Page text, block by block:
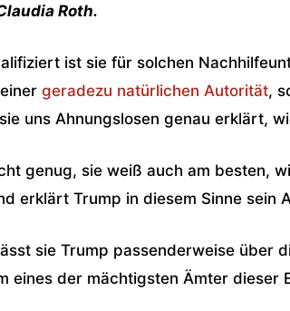
Roth.
ist sie für solchen
geradezu natürlichen Autorität,
uns Ahnungslosen genau erklärt,
genug, sie weiß auch am besten,
erklärt Trump in diesem Sinne sein
sie Trump passenderweise über
eines der mächtigsten Ämter dieser